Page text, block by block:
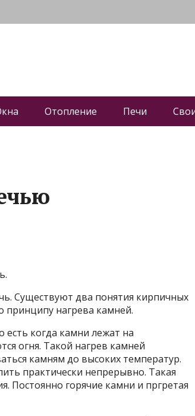
Отопление Печи
Существуют два понятия кирпичных
принципу нагрева камней.
когда камни лежат на
огня. Такой нагрев камней
камням до высоких температур.
практически непрерывно. Такая
Постоянно горячие камни и пргретая